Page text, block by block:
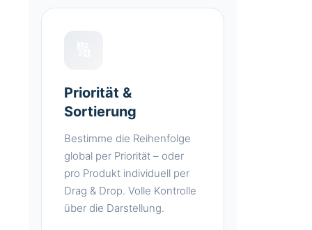
Priorität &
Sortierung
Bestimme die Reihenfolge
global per Priorität – oder
pro Produkt individuell per
Drag & Drop. Volle Kontrolle
über die Darstellung.